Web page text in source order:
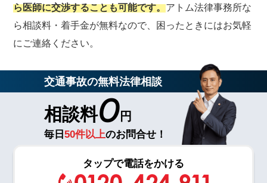
ら医師に交渉することも可能です。アトム法律事務所な
ら相談料・着手金が無料なので、困ったときにはお気軽
にご連絡ください。
交通事故の無料法律相談
相談料0 円
毎日 50件以上のお問合せ！
タップで電話をかける